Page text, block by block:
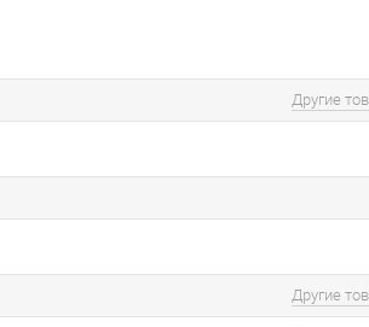
Другие
Другие